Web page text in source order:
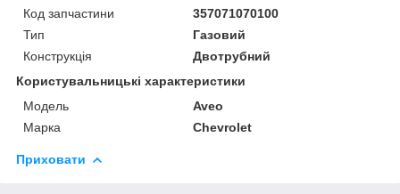
Код запчастини
357071070100
Тип
Газовий
Конструкція
Двотрубний
Користувальницькі характеристики
Модель
Aveo
Марка
Chevrolet
Приховати